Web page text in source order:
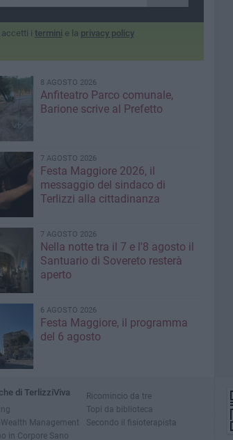
i termini e la privacy policy
8 AGOSTO 2026
Anfiteatro Parco comunale,
Barione scrive al Prefetto
7 AGOSTO 2026
Festa Maggiore 2026, il
messaggio del sindaco di
Terlizzi alla cittadinanza
7 AGOSTO 2026
Nella notte tra il 7 e l'8 agosto il
Santuario di Sovereto resterà
aperto
6 AGOSTO 2026
Festa Maggiore, il programma
del 6 agosto
di TerlizziViva
Management
in Corpore Sano
Ricomincio da tre
Topi da biblioteca
Secondo il fisioterapista